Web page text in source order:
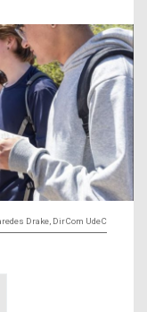
Drake, DirCom UdeC